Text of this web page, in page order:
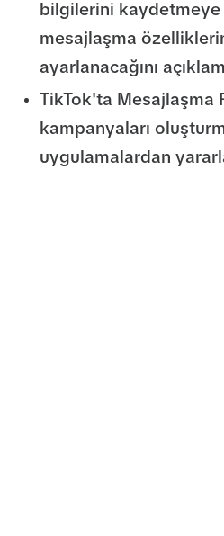
bilgilerini kaydetmeye
mesajlaşma
ayarlanacağını
TikTok'ta Mesajlaşma
kampanyaları
uygulamalardan